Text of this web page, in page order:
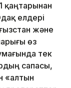
қаңтарынан
елдері
және
өз
тек
сапасы,
«алтын